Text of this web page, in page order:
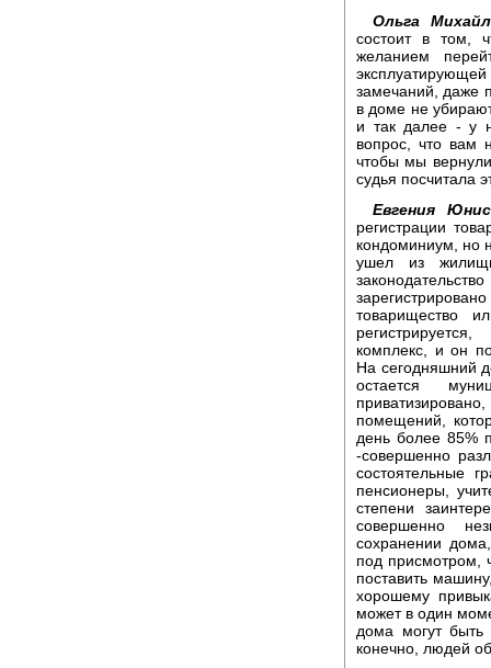
Ольга
состоит в том,
желанием
замечаний, даже
в доме не
и так далее - у
вопрос, что вам
чтобы мы
судья посчитала
Евгения
регистрации
кондоминиум, но
ушел из
товарищество
комплекс, и он
На сегодняшний
остается
помещений,
день более 85%
-совершенно
состоятельные
пенсионеры,
степени
совершенно
сохранении
под присмотром,
поставить
хорошему
может в один
дома могут быть
конечно, людей